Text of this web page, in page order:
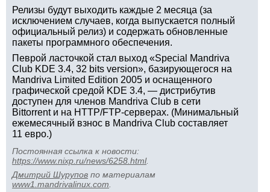
Релизы будут выходить каждые 2 месяца (за
исключением случаев, когда выпускается полный
официальный релиз) и содержать обновленные
пакеты программного обеспечения.
Певрой ласточкой стал выход «Special Mandriva
Club KDE 3.4, 32 bits version», базирующегося на
Mandriva Limited Edition 2005 и оснащенного
графической средой KDE 3.4, — дистрибутив
доступен для членов Mandriva Club в сети
Bittorrent и на HTTP/FTP-серверах. (Минимальный
ежемесячный взнос в Mandriva Club составляет
11 евро.)
Постоянная ссылка к новости:
https://www.nixp.ru/news/6258.html.
Дмитрий Шурупов по материалам
www1.mandrivalinux.com